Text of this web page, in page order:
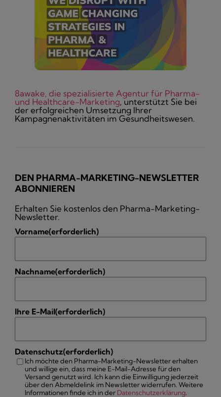
8awake, die spezialisierte Agentur für Pharma-
und Healthcare-Marketing, unterstützt Sie bei
der erfolgreichen Umsetzung Ihrer
Kampagnenaktivitäten im Gesundheitswesen.
DEN PHARMA-MARKETING-NEWSLETTER
ABONNIEREN
Erhalten Sie kostenlos den Pharma-Marketing-
Newsletter.
Vorname(erforderlich)
Nachname(erforderlich)
Ihre E-Mail(erforderlich)
Datenschutz(erforderlich)
Ich möchte den Pharma-Marketing-Newsletter erhalten
und willige ein, dass meine E-Mail-Adresse für den
Versand genutzt wird. Ich kann die Einwilligung jederzeit
über den Abmeldelink im Newsletter widerrufen. Weitere
Informationen finde ich in der Datenschutzerklärung